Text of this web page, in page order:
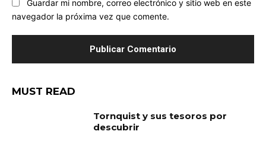
Guardar mi nombre, correo electrónico y sitio web en este
navegador la próxima vez que comente.
MUST READ
Tornquist y sus tesoros por
descubrir